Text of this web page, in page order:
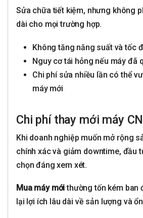
Sửa chữa tiết kiệm, nhưng không
dài cho mọi trường hợp.
Không tăng năng suất và tốc
Nguy cơ tái hỏng nếu máy đã
Chi phí sửa nhiều lần có thể
máy mới
Chi phí thay mới máy
Khi doanh nghiệp muốn mở rộng
chính xác và giảm downtime, đầu
chọn đáng xem xét.
Mua máy mớithường tốn kém ban
lại lợi ích lâu dài về sản lượng và